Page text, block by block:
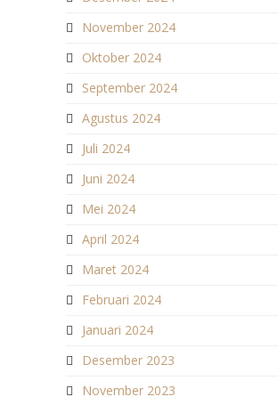
November 2024
Oktober 2024
September 2024
Agustus 2024
Juli 2024
Juni 2024
Mei 2024
April 2024
Maret 2024
Februari 2024
Januari 2024
Desember 2023
November 2023